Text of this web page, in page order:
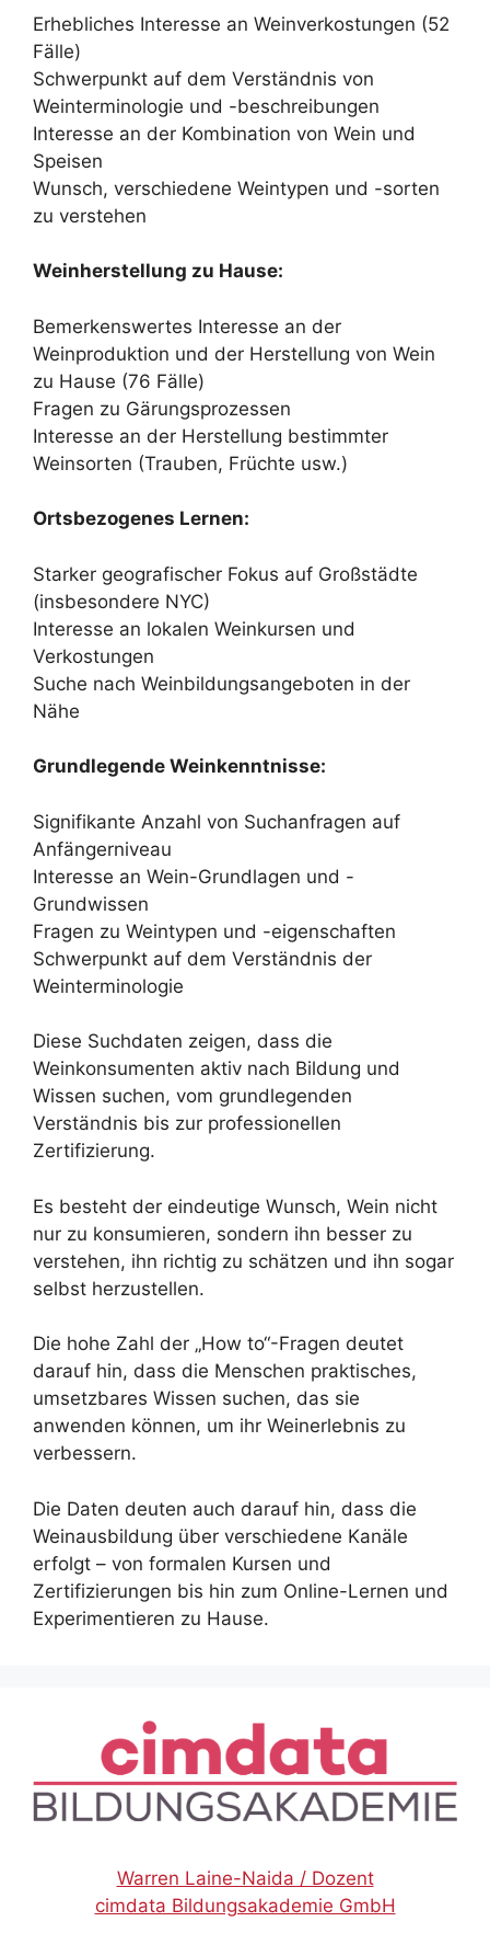
Erhebliches Interesse an Weinverkostungen (52
Fälle)
Schwerpunkt auf dem Verständnis von
Weinterminologie und -beschreibungen
Interesse an der Kombination von Wein und
Speisen
Wunsch, verschiedene Weintypen und -sorten
zu verstehen
Weinherstellung zu Hause:
Bemerkenswertes Interesse an der
Weinproduktion und der Herstellung von Wein
zu Hause (76 Fälle)
Fragen zu Gärungsprozessen
Interesse an der Herstellung bestimmter
Weinsorten (Trauben, Früchte usw.)
Ortsbezogenes Lernen:
Starker geografischer Fokus auf Großstädte
(insbesondere NYC)
Interesse an lokalen Weinkursen und
Verkostungen
Suche nach Weinbildungsangeboten in der
Nähe
Grundlegende Weinkenntnisse:
Signifikante Anzahl von Suchanfragen auf
Anfängerniveau
Interesse an Wein-Grundlagen und -
Grundwissen
Fragen zu Weintypen und -eigenschaften
Schwerpunkt auf dem Verständnis der
Weinterminologie
Diese Suchdaten zeigen, dass die
Weinkonsumenten aktiv nach Bildung und
Wissen suchen, vom grundlegenden
Verständnis bis zur professionellen
Zertifizierung.
Es besteht der eindeutige Wunsch, Wein nicht
nur zu konsumieren, sondern ihn besser zu
verstehen, ihn richtig zu schätzen und ihn sogar
selbst herzustellen.
Die hohe Zahl der „How to“-Fragen deutet
darauf hin, dass die Menschen praktisches,
umsetzbares Wissen suchen, das sie
anwenden können, um ihr Weinerlebnis zu
verbessern.
Die Daten deuten auch darauf hin, dass die
Weinausbildung über verschiedene Kanäle
erfolgt – von formalen Kursen und
Zertifizierungen bis hin zum Online-Lernen und
Experimentieren zu Hause.
Warren Laine-Naida / Dozent
cimdata Bildungsakademie GmbH